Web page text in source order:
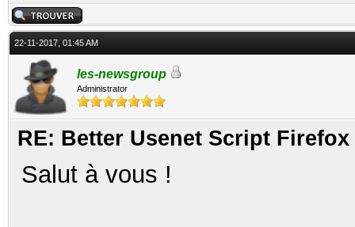
22-11-2017, 01:45 AM
les-newsgroup
Administrator
RE: Better Usenet Script
Salut à vous !